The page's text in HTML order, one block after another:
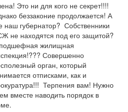
Это ни для кого не секрет!!!!
беззаконие продолжается! А
наш губернатор?  Собственники
не находятся под его защитой?
жилищная
Совершенно
орган, который
отписками, как и
Терпения вам! Нужно
вместе наводить порядок в